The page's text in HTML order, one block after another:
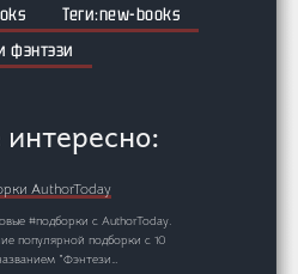
new-books
фэнтэзи
AuthorToday
#подборки с AuthorToday.
популярной подборки с 10
"Фэнтези…